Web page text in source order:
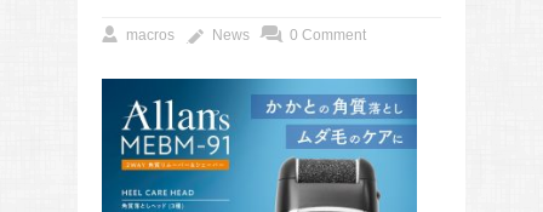
macros News 0 Comment